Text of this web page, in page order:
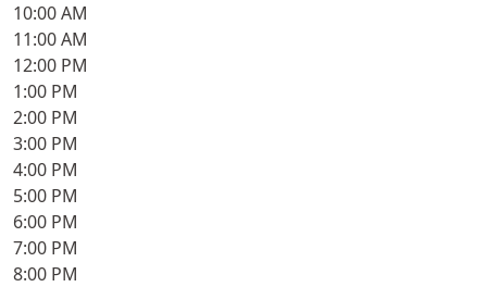
10:00 AM
11:00 AM
12:00 PM
1:00 PM
2:00 PM
3:00 PM
4:00 PM
5:00 PM
6:00 PM
7:00 PM
8:00 PM